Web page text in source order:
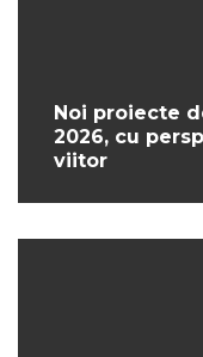
Noi proiecte
2026, cu
viitor